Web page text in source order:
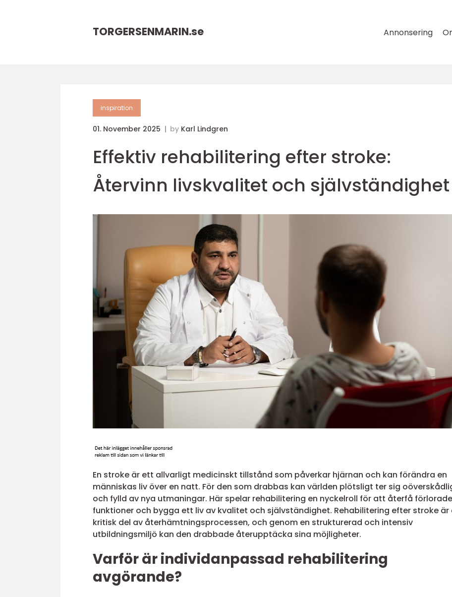
TORGERSENMARIN.se Annonsering
inspiration
01. November 2025 by Karl Lindgren
Effektiv rehabilitering efter stroke:
Återvinn livskvalitet och självständighet
En stroke är ett allvarligt medicinskt tillstånd som påverkar hjärnan och kan förändra en
människas liv över en natt. För den som drabbas kan världen plötsligt ter sig
och fylld av nya utmaningar. Här spelar rehabilitering en nyckelroll för att återfå förlorade
funktioner och bygga ett liv av kvalitet och självständighet. Rehabilitering efter stroke är
kritisk del av återhämtningsprocessen, och genom en strukturerad och intensiv
utbildningsmiljö kan den drabbade återupptäcka sina möjligheter.
Varför är individanpassad rehabilitering
avgörande?